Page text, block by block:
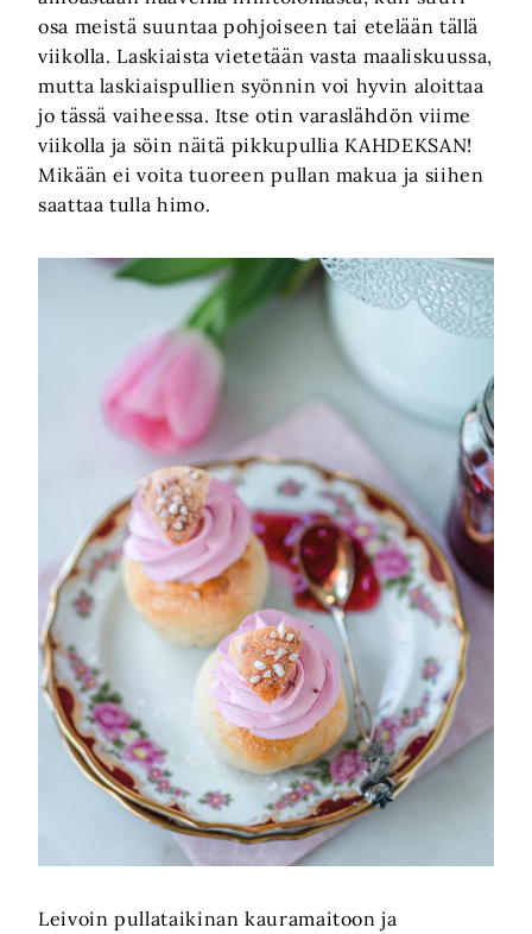
osa meistä suuntaa pohjoiseen tai etelään tällä
viikolla. Laskiaista vietetään vasta maaliskuussa,
mutta laskiaispullien syönnin voi hyvin aloittaa
jo tässä vaiheessa. Itse otin varaslähdön viime
viikolla ja söin näitä pikkupullia KAHDEKSAN!
Mikään ei voita tuoreen pullan makua ja siihen
saattaa tulla himo.
Leivoin pullataikinan kauramaitoon ja